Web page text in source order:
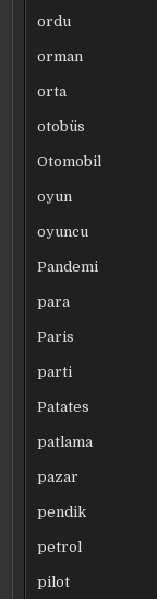
ordu
orman
orta
otobüs
Otomobil
oyun
oyuncu
Pandemi
para
Paris
parti
Patates
patlama
pazar
pendik
petrol
pilot